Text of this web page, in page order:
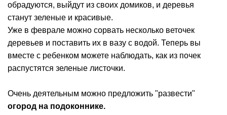
обрадуются, выйдут из своих домиков, и деревья
станут зеленые и красивые.
Уже в феврале можно сорвать несколько веточек
деревьев и поставить их в вазу с водой. Теперь вы
вместе с ребенком можете наблюдать, как из почек
распустятся зеленые листочки.
Очень деятельным можно предложить "развести"
огород на подоконнике.